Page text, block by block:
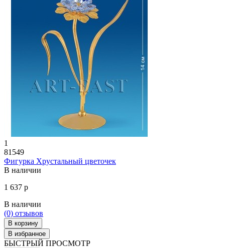
1
81549
Фигурка Хрустальный цветочек
В наличии
1 637 р
В наличии
(0) отзывов
В корзину
В избранное
БЫСТРЫЙ ПРОСМОТР